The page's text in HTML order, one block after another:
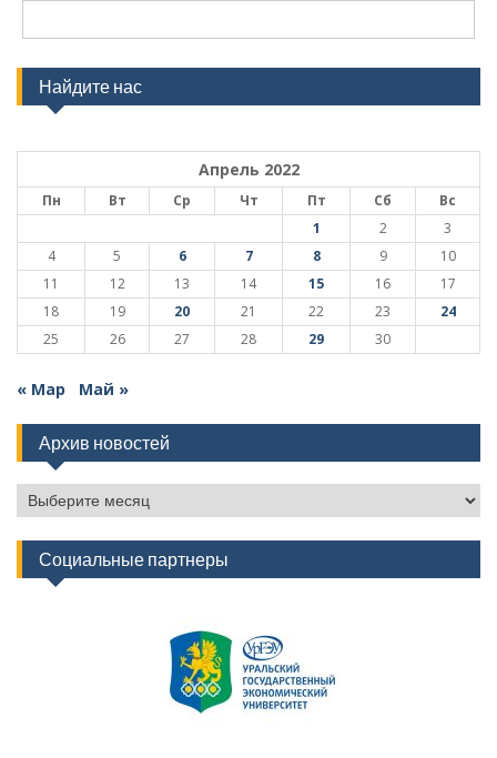
Найдите нас
Апрель 2022
Пн Вт Ср Чт Пт Сб
Вс
1
2
3
4
5 6 7 8 9
10
11
12 13 14 15 16
17
18
19 20 21 22 23
24
25
26 27 28 29 30
« Мар Май »
Архив новостей
Архив
новостей
Социальные партнеры